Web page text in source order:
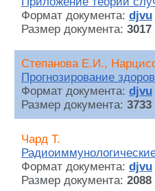
Формат документа: djvu
Размер документа: 3017
Степанова Е.И.,
Прогнозирование
Формат документа: djvu
Размер документа: 3733
Чард Т.
Формат документа: djvu
Размер документа: 2088